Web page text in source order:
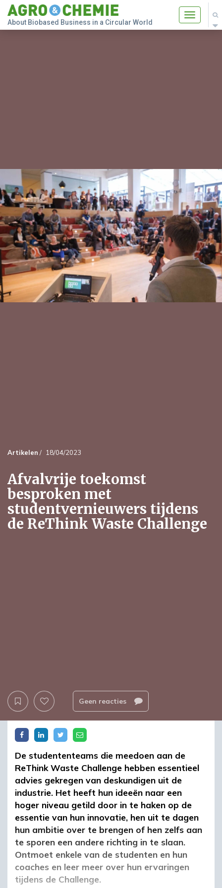
Toggle
About Biobased Business in a Circular World
Artikelen / 18/04/2023
Afvalvrije toekomst
besproken met
studentvernieuwers tijdens
de ReThink Waste Challenge
Geen reacties
De studententeams die meedoen aan de
ReThink Waste Challenge hebben essentieel
advies gekregen van deskundigen uit de
industrie. Het heeft hun ideeën naar een
hoger niveau getild door in te haken op de
essentie van hun innovatie, hen uit te dagen
hun ambitie over te brengen of hen zelfs aan
te sporen een andere richting in te slaan.
Ontmoet enkele van de studenten en hun
coaches en leer meer over hun ervaringen
tijdens de Challenge.